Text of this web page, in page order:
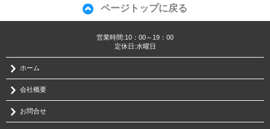
ページトップに戻る
営業時間:10：00～19：00
定休日:水曜日
ホーム
会社概要
お問合せ